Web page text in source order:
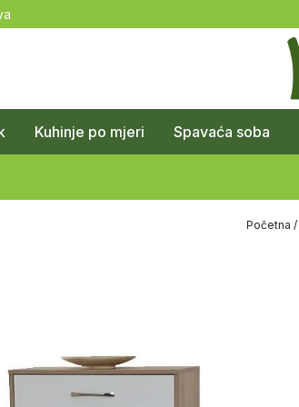
Kuhinje po mjeri Spavaća soba
Početna /